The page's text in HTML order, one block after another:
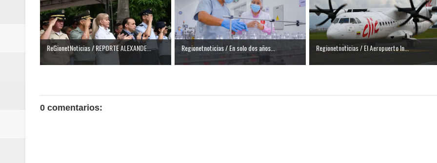
ReGionetNoticias / REPORTE ALEXANDE... Regionetnoticias / En solo dos años... Regionetnoticias / El Aeropuerto In...
0 comentarios: